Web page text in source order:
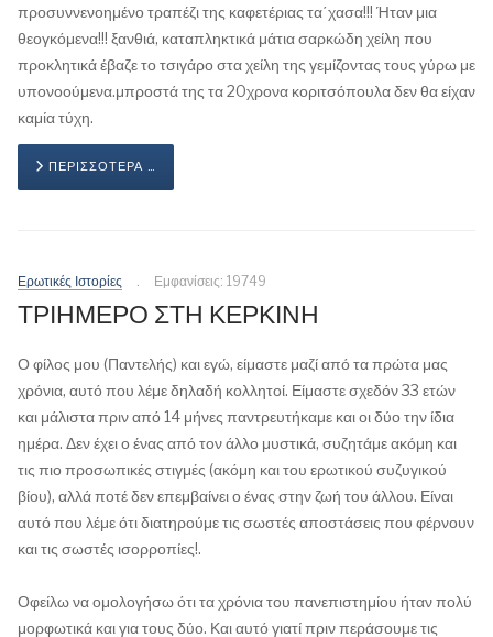
προσυννενοημένο τραπέζι της καφετέριας τα΄χασα!!! Ήταν μια
θεογκόμενα!!! ξανθιά, καταπληκτικά μάτια σαρκώδη χείλη που
προκλητικά έβαζε το τσιγάρο στα χείλη της γεμίζοντας τους γύρω με
υπονοούμενα.μπροστά της τα 20χρονα κοριτσόπουλα δεν θα είχαν
καμία τύχη.
ΠΕΡΙΣΣΌΤΕΡΑ …
Ερωτικές Ιστορίες Εμφανίσεις: 19749
ΤΡΙΗΜΕΡΟ ΣΤΗ ΚΕΡΚΙΝΗ
Ο φίλος μου (Παντελής) και εγώ, είμαστε μαζί από τα πρώτα μας
χρόνια, αυτό που λέμε δηλαδή κολλητοί. Είμαστε σχεδόν 33 ετών
και μάλιστα πριν από 14 μήνες παντρευτήκαμε και οι δύο την ίδια
ημέρα. Δεν έχει ο ένας από τον άλλο μυστικά, συζητάμε ακόμη και
τις πιο προσωπικές στιγμές (ακόμη και του ερωτικού συζυγικού
βίου), αλλά ποτέ δεν επεμβαίνει ο ένας στην ζωή του άλλου. Είναι
αυτό που λέμε ότι διατηρούμε τις σωστές αποστάσεις που φέρνουν
και τις σωστές ισορροπίες!.
Οφείλω να ομολογήσω ότι τα χρόνια του πανεπιστημίου ήταν πολύ
μορφωτικά και για τους δύο. Και αυτό γιατί πριν περάσουμε τις